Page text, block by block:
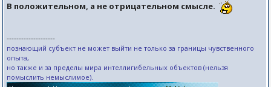
В положительном, а не отрицательном смысле.
--------------------
познающий субъект не может выйти не только за границы чувственного
опыта,
но также и за пределы мира интеллигибельных объектов (нельзя
помыслить немыслимое).